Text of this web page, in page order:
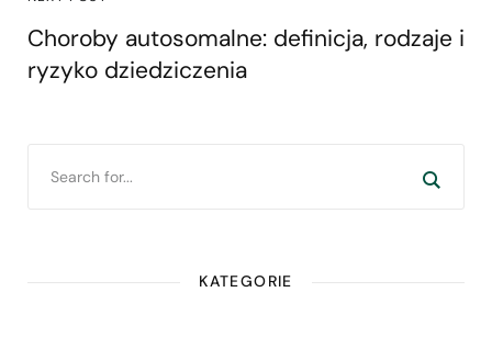
Choroby autosomalne: definicja, rodzaje i
ryzyko dziedziczenia
KATEGORIE